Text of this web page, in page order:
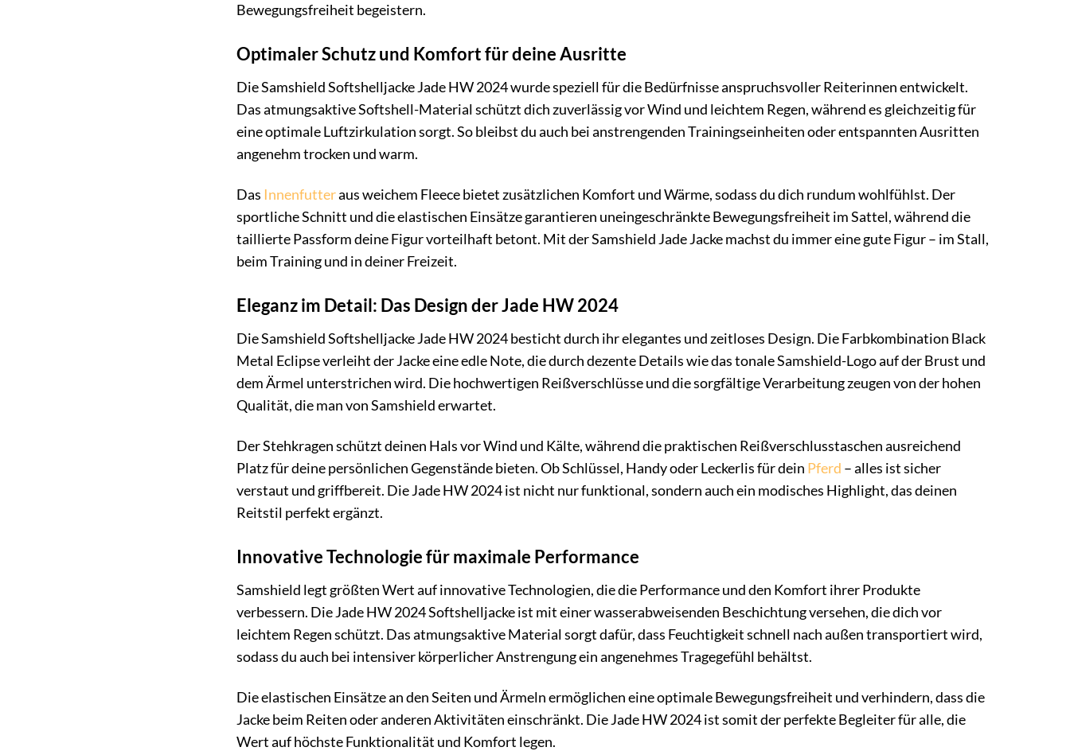
Bewegungsfreiheit begeistern.
Optimaler Schutz und Komfort für deine Ausritte
Die Samshield Softshelljacke Jade HW 2024 wurde speziell für die Bedürfnisse anspruchsvoller Reiterinnen entwickelt.
Das atmungsaktive Softshell-Material schützt dich zuverlässig vor Wind und leichtem Regen, während es gleichzeitig für
eine optimale Luftzirkulation sorgt. So bleibst du auch bei anstrengenden Trainingseinheiten oder entspannten Ausritten
angenehm trocken und warm.
Das Innenfutteraus weichem Fleece bietet zusätzlichen Komfort und Wärme, sodass du dich rundum wohlfühlst. Der
sportliche Schnitt und die elastischen Einsätze garantieren uneingeschränkte Bewegungsfreiheit im Sattel, während die
taillierte Passform deine Figur vorteilhaft betont. Mit der Samshield Jade Jacke machst du immer eine gute Figur – im Stall,
beim Training und in deiner Freizeit.
Eleganz im Detail: Das Design der Jade HW 2024
Die Samshield Softshelljacke Jade HW 2024 besticht durch ihr elegantes und zeitloses Design. Die Farbkombination Black
Metal Eclipse verleiht der Jacke eine edle Note, die durch dezente Details wie das tonale Samshield-Logo auf der Brust und
dem Ärmel unterstrichen wird. Die hochwertigen Reißverschlüsse und die sorgfältige Verarbeitung zeugen von der hohen
Qualität, die man von Samshield erwartet.
Der Stehkragen schützt deinen Hals vor Wind und Kälte, während die praktischen Reißverschlusstaschen ausreichend
Platz für deine persönlichen Gegenstände bieten. Ob Schlüssel, Handy oder Leckerlis für dein Pferd – alles ist sicher
verstaut und griffbereit. Die Jade HW 2024 ist nicht nur funktional, sondern auch ein modisches Highlight, das deinen
Reitstil perfekt ergänzt.
Innovative Technologie für maximale Performance
Samshield legt größten Wert auf innovative Technologien, die die Performance und den Komfort ihrer Produkte
verbessern. Die Jade HW 2024 Softshelljacke ist mit einer wasserabweisenden Beschichtung versehen, die dich vor
leichtem Regen schützt. Das atmungsaktive Material sorgt dafür, dass Feuchtigkeit schnell nach außen transportiert wird,
sodass du auch bei intensiver körperlicher Anstrengung ein angenehmes Tragegefühl behältst.
Die elastischen Einsätze an den Seiten und Ärmeln ermöglichen eine optimale Bewegungsfreiheit und verhindern, dass die
Jacke beim Reiten oder anderen Aktivitäten einschränkt. Die Jade HW 2024 ist somit der perfekte Begleiter für alle, die
Wert auf höchste Funktionalität und Komfort legen.